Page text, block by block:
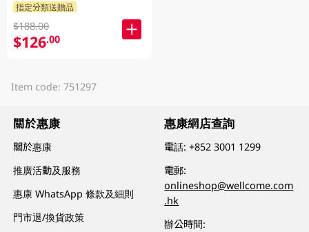
指定分類送贈品
$188.00
$126.00
Item code: 751297
關於惠康
關於惠康
推廣活動及服務
惠康 WhatsApp 條款及細則
門市退/換貨政策
惠康網店查詢
電話:+852 3001 1299
電郵:
onlineshop@wellcome.com
.hk
辦公時間: